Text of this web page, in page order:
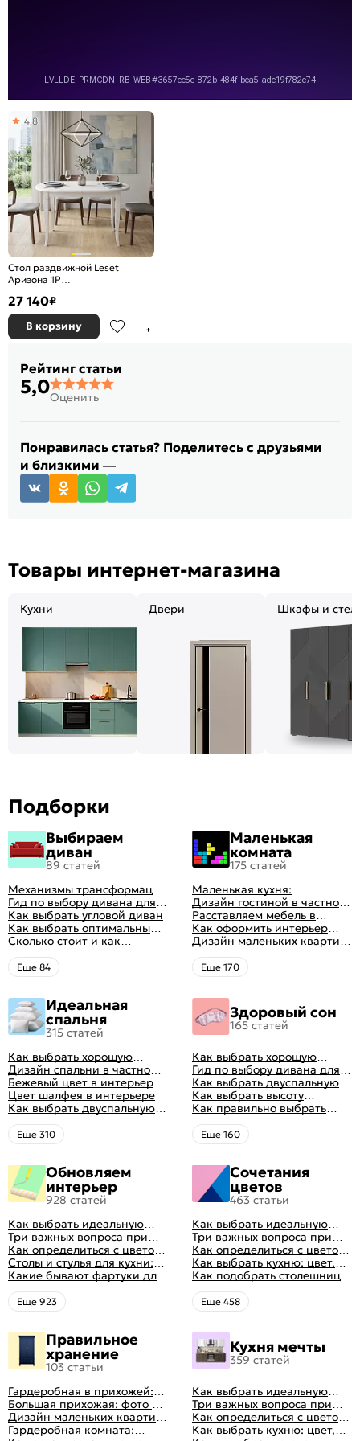
Стол раздвижной Leset
Аризона 1Р
4,8
27 140₽
В корзину
Рейтинг статьи
5,0Оценить
Понравилась статья? Поделитесь с друзьями
и близкими —
Товары интернет-магазина
Кухни Двери Шкафы и
Подборки
Выбираем
диван
89 статей
Механизмы трансформации
диванов: все виды,
особенности, плюсы и
минусы
Гид по выбору дивана для
сна
Как выбрать угловой диван
Как выбрать оптимальный
цвет стен в гостиной: 50
Сколько стоит и как
Eще 84
Маленькая
комната
175 статей
Маленькая кухня:
планировка, стили, цвет и
рисунок, реальные фото
Дизайн гостиной в частном
доме: 50 вариантов с фото
Расставляем мебель в
гостиной: главные правила
рациональной планировки
Как оформить интерьер
однокомнатной квартиры:
Дизайн маленьких квартир:
интерьера с фото
Eще 170
Идеальная
спальня
315 статей
Как выбрать хорошую
кровать для сна
Дизайн спальни в частном
доме: множество идей
оформления идеальных
интерьеров
Бежевый цвет в интерьере
спальни 2024, 40 красивых
интерьеров с фото
Цвет шалфея в интерьере
Как выбрать двуспальную
правильно: советы и фото в
интерьере
Eще 310
Здоровый сон
165 статей
Как выбрать хорошую
кровать для сна
Гид по выбору дивана для
сна
Как выбрать двуспальную
кровать и матрас
правильно: советы и фото в
Как выбрать высоту
матраса
Как правильно выбрать
Eще 160
Обновляем
интерьер
928 статей
Как выбрать идеальную
планировку для кухни
Три важных вопроса при
выборе кухни: готовка,
посуда, комфорт
Как определиться с цветом
кухни: светлые, темные,
яркие
Столы и стулья для кухни:
советы по выбору
Какие бывают фартуки для
выбрать
Eще 923
Сочетания
цветов
463 статьи
Как выбрать идеальную
планировку для кухни
Три важных вопроса при
выборе кухни: готовка,
посуда, комфорт
Как определиться с цветом
кухни: светлые, темные,
яркие
Как выбрать кухню: цвет,
планировка, аксессуары
Как подобрать столешницу
Eще 458
Правильное
хранение
103 статьи
Гардеробная в прихожей:
виды, фото в интерьере,
идеи дизайна
Большая прихожая: фото с
функциональным
распределением дизайна
Дизайн маленьких квартир:
10 идей для дизайна
Гардеробная комната:
Кухня мечты
359 статей
Как выбрать идеальную
планировку для кухни
Три важных вопроса при
выборе кухни: готовка,
посуда, комфорт
Как определиться с цветом
кухни: светлые, темные,
Как выбрать кухню: цвет,